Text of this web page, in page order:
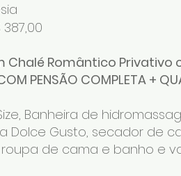
Chalé Romântico Privativo
PENSÃO COMPLETA +
Banheira de
Dolce Gusto, secador de
de cama e banho e